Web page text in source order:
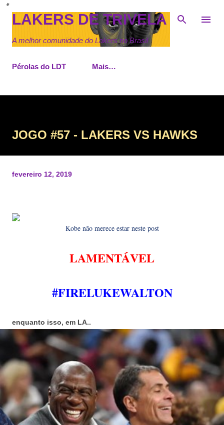
Pular para o conteúdo principal
LAKERS DE TRIVELA
A melhor comunidade do Lakers no Brasil
Pérolas do LDT Mais…
JOGO #57 - LAKERS VS HAWKS
fevereiro 12, 2019
Kobe não merece estar neste post
LAMENTÁVEL
#FIRELUKEWALTON
enquanto isso, em LA..